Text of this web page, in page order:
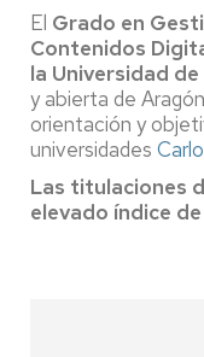
El Grado en
Contenidos
la Universidad
y abierta de
orientación y
universidades
Las titulaciones
elevado índice